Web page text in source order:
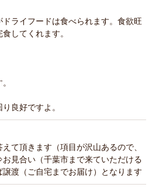
ライフードは食べられます。食欲旺
してくれます。
良好ですよ。
て頂きます（項目が沢山あるので、
見合い（千葉市まで来ていただける
渡（ご自宅までお届け）となります